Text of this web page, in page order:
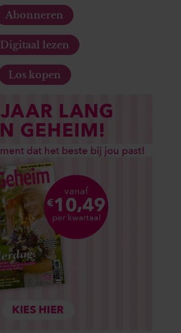
Abonneren
Digitaal lezen
Los kopen